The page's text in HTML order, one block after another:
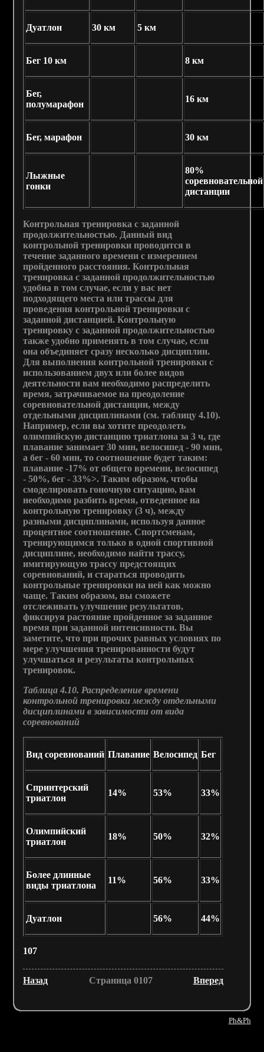
Дуатлон 30 км 5 км
Бег 10 км 8 км
Бег,
полумарафон
16 км
Бег, марафон 30 км
Лыжные
гонки
80%
соревновательной
дистанции
Контрольная тренировка с заданной
продолжительностью. Данный вид
контрольной тренировки проводится в
течение заданного времени с измерением
пройденного расстояния. Контрольная
тренировка с заданной продолжительностью
удобна в том случае, если у вас нет
подходящего места или трассы для
проведения контрольной тренировки с
заданной дистанцией. Контрольную
тренировку с заданной продолжительностью
также удобно применять в том случае, если
она объединяет сразу несколько дисциплин.
Для выполнения контрольной тренировки с
использованием двух или более видов
деятельности вам необходимо распределить
время, затрачиваемое на преодоление
соревновательной дистанции, между
отдельными дисциплинами (см. таблицу 4.10).
Например, если вы хотите преодолеть
олимпийскую дистанцию триатлона за 3 ч, где
плавание занимает 30 мин, велосипед - 90 мин,
а бег - 60 мин, то соотношение будет таким:
плавание -17% от общего времени, велосипед
- 50%, бег - 33%>. Таким образом, чтобы
смоделировать гоночную ситуацию, вам
необходимо разбить время, отведенное на
контрольную тренировку (3 ч), между
разными дисциплинами, используя данное
процентное соотношение. Спортсменам,
тренирующимся только в одной спортивной
дисциплине, необходимо найти трассу,
имитирующую трассу предстоящих
соревнований, и стараться проводить
контрольные тренировки на ней как можно
чаще. Таким образом, вы сможете
отслеживать улучшение результатов,
фиксируя растояние пройденное за заданное
время при заданной интенсивности. Вы
заметите, что при прочих равных условиях по
мере улучшения тренированности будут
улучшаться и результаты контрольных
тренировок.
Таблица 4.10. Распределение времени
контрольной тренировки между отдельными
дисциплинами в зависимости от вида
соревнований
Вид соревнований Плавание Велосипед Бег
Спринтерский
триатлон
14% 53% 33%
Олимпийский
триатлон
18% 50% 32%
Более длинные
виды триатлона
11% 56% 33%
Дуатлон 56% 44%
107
Назад Страница 0107 Вперед
Ph&Ph